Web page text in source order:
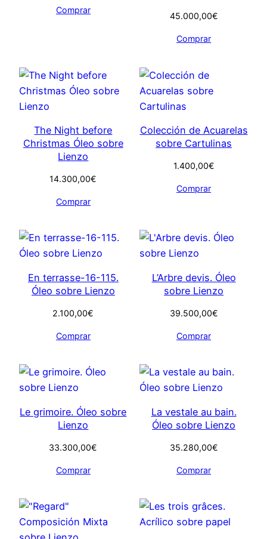
Comprar
45.000,00€
Comprar
The Night before
Christmas Óleo sobre
Lienzo
14.300,00€
Comprar
Colección de Acuarelas
sobre Cartulinas
1.400,00€
Comprar
En terrasse-16-115.
Óleo sobre Lienzo
2.100,00€
Comprar
L’Arbre devis. Óleo
sobre Lienzo
39.500,00€
Comprar
Le grimoire. Óleo sobre
Lienzo
33.300,00€
Comprar
La vestale au bain.
Óleo sobre Lienzo
35.280,00€
Comprar